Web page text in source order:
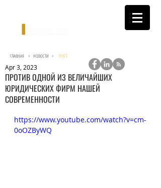
ПРОТИВ ОДНОЙ ИЗ ВЕЛИЧАЙШИХ
ЮРИДИЧЕСКИХ ФИРМ НАШЕЙ
СОВРЕМЕННОСТИ
Apr 3, 2023
https://www.youtube.com/watch?v=cm-
0oOZByWQ
ГЛАВНАЯ > НОВОСТИ > ПОСТ